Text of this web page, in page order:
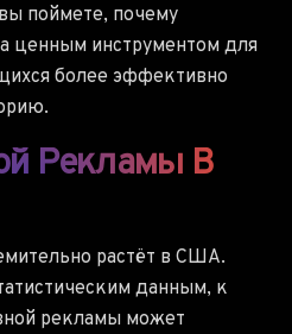
поймете, почему
ценным инструментом для
более эффективно
Рекламы В
растёт в США.
данным, к
рекламы может